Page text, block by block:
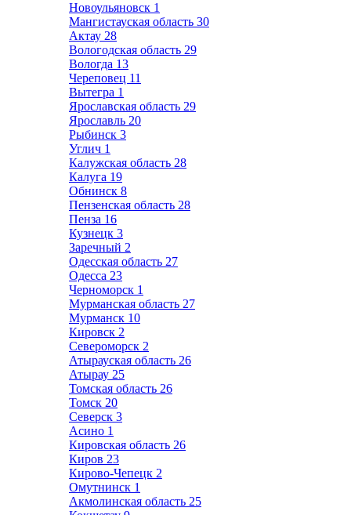
Новоульяновск 1
Мангистауская область 30
Актау 28
Вологодская область 29
Вологда 13
Череповец 11
Вытегра 1
Ярославская область 29
Ярославль 20
Рыбинск 3
Углич 1
Калужская область 28
Калуга 19
Обнинск 8
Пензенская область 28
Пенза 16
Кузнецк 3
Заречный 2
Одесская область 27
Одесса 23
Черноморск 1
Мурманская область 27
Мурманск 10
Кировск 2
Североморск 2
Атырауская область 26
Атырау 25
Томская область 26
Томск 20
Северск 3
Асино 1
Кировская область 26
Киров 23
Кирово-Чепецк 2
Омутнинск 1
Акмолинская область 25